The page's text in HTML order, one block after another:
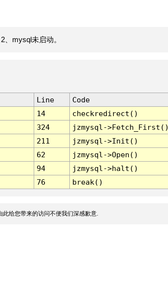
mysql未启动。
Line
Code
14
checkredirect()
324
jzmysql-
211
jzmysql->Init()
62
jzmysql->Open()
94
jzmysql->halt()
76 break()
给您带来的访问不便我们深感歉意.